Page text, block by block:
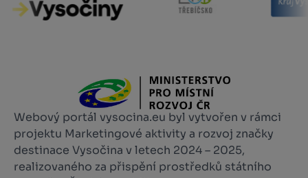
Webový portál vysocina.eu byl vytvořen v rámci
projektu Marketingové aktivity a rozvoj značky
destinace Vysočina v letech 2024 – 2025,
realizovaného za přispění prostředků státního